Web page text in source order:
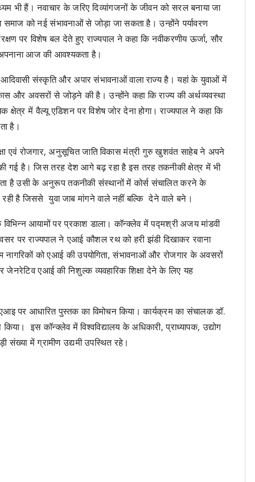
भी हैं। नवाचार के जरिए दिव्यांगजनों के जीवन को सरल बनाया जा
को नई संभावनाओं से जोड़ा जा सकता है। उन्होंने पर्यावरण
पर विशेष बल देते हुए राज्यपाल ने कहा कि नवीकरणीय ऊर्जा, सौर
आज की आवश्यकता है।
संस्कृति और अपार संभावनाओं वाला राज्य है। यहां के युवाओं में
और अवसरों से जोड़ने की है। उन्होंने कहा कि राज्य की अर्थव्यवस्था
में वैल्यू एडिशन पर विशेष जोर देना होगा। राज्यपाल ने कहा कि
है।
एवं रोजगार, अनुसूचित जाति विकास मंत्री गुरु खुशवंत साहेब ने अपने
गई है। जिस तरह देश आगे बढ़ रहा है इस तरह तकनीकी क्षेत्र में भी
है उसी के अनुरूप तकनीकी संस्थानों में कोर्स संचालित करने के
है जिससे युवा जाब मांगने वाले नहीं बल्कि देने वाले बने।
आयामों पर प्रकाश डाला। कॉन्क्लेव में पद्मश्री अजय मांडवी
पर राज्यपाल ने एआई कौशल रथ को हरी झंडी दिखाकर रवाना
नागरिकों को एआई की उपयोगिता, संभावनाओं और रोजगार के अवसरों
एआई की निशुल्क व्यवहारिक शिक्षा देने के लिए यह
पर आधारित पुस्तक का विमोचन किया। कार्यक्रम का संचालक डॉ.
इस कॉन्क्लेव में विश्वविद्यालय के अधिकारी, प्राध्यापक, उद्योग
संख्या में ग्रामीण उद्यमी उपस्थित रहे।